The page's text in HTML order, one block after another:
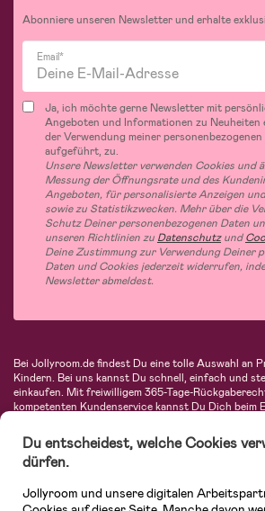
Abonniere unseren Newsletter und erhalte
Email*
Ja, ich möchte gerne Newsletter mit
Angeboten und Informationen zu Neuheiten
der Verwendung meiner
aufgeführt, zu.
Unsere Newsletter verwenden Cookies und
Messung der Öffnungsrate und des
Angeboten, für personalisierte Anzeigen
sowie zu Statistikzwecken. Mehr über die
Schutz Deiner personenbezogenen Daten
unseren Richtlinien zu Datenschutzund
Deine Zustimmung zur Verwendung Deiner
Daten und Cookies jederzeit widerrufen,
Newsletter abmeldest.
Bei Jollyroom.de findest Du eine tolle Auswahl an
Kindern. Bei uns kannst Du schnell, einfach und
einkaufen. Mit freiwilligem 365-Tage-
kompetenten Kundenservice kannst Du Dich beim
Autositze, Kinder- und Babymode, Produkte für
fantastischer Einrichtungsgegenstände,
vieles mehr. Wir haben Produkte von bekannten
Avent, Jack Wolfskin, Cybex, LEGO und vielen
unserer vielfältigen Online-Boutique für Kinder &
Du entscheidest, welche Cookies
dürfen.
Jollyroom und unsere digitalen